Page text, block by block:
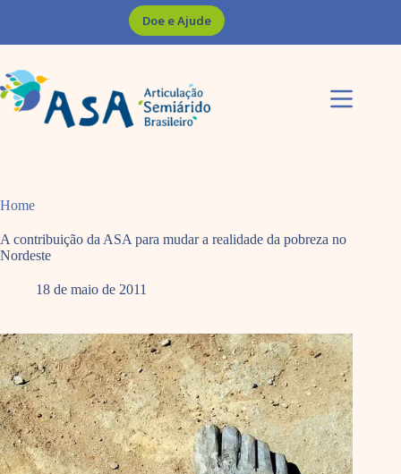
Doe e Ajude
Home
A contribuição da ASA para mudar a realidade da pobreza no
Nordeste
18 de maio de 2011